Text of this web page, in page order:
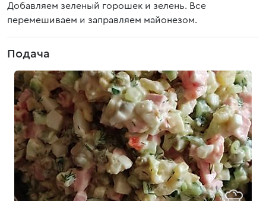
Добавляем зеленый горошек и зелень. Все
перемешиваем и заправляем майонезом.
Подача